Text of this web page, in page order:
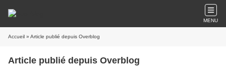
MENU
Accueil » Article publié depuis Overblog
Article publié depuis Overblog